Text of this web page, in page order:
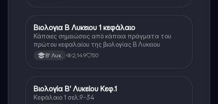
Βιολογία
Βιολογια Β Λυκειου 1 κεφάλαιο
Κάποιες σημειώσεις από κάποια πράγματα του
πρώτου κεφαλαίου της βιολογίας Β Λυκειου
Β' Λυκ. 2,149 50
Βιολογία
Βιολογία Β’ Λυκείου Κεφ.1
Κεφάλαιο 1 σελ.9-34